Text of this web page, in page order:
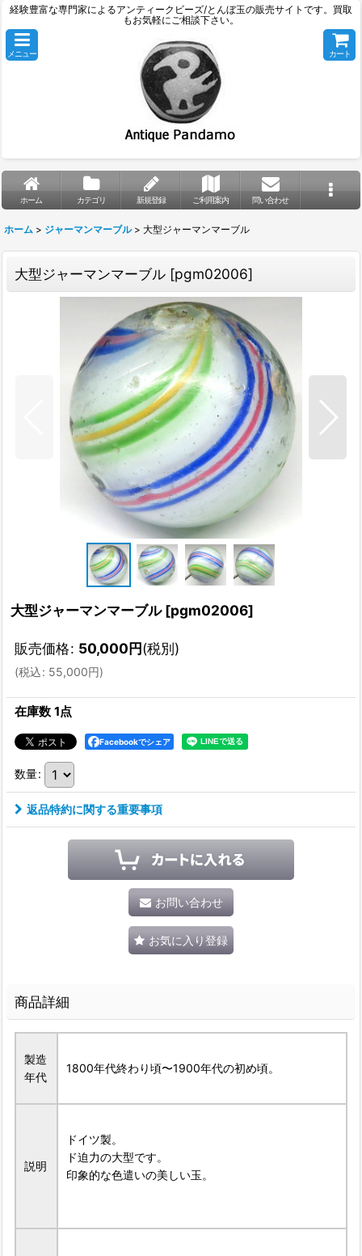
経験豊富な専門家によるアンティークビーズ/とんぼ玉の販売サイトです。買取
もお気軽にご相談下さい。
メニュー カート
ホーム カテゴリ 新規登録 ご利用案内 問い合わせ
ホーム > ジャーマンマーブル > 大型ジャーマンマーブル
大型ジャーマンマーブル [pgm02006]
大型ジャーマンマーブル [pgm02006]
販売価格: 50,000円(税別)
(税込: 55,000円)
在庫数 1点
Facebookでシェア
数量:
返品特約に関する重要事項
お問い合わせ
お気に入り登録
商品詳細
製造
年代
1800年代終わり頃〜1900年代の初め頃。
説明
ドイツ製。
ド迫力の大型です。
印象的な色遣いの美しい玉。